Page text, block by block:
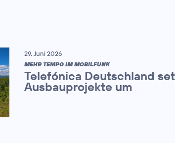
29. Juni 2026
MEHR TEMPO IM MOBILFUNK
Telefónica Deutschland
Ausbauprojekte um